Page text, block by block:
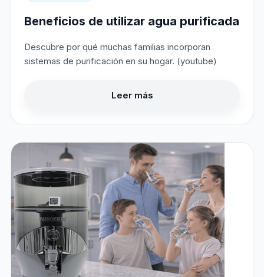
Beneficios de utilizar agua purificada
Descubre por qué muchas familias incorporan
sistemas de purificación en su hogar. (youtube)
Leer más